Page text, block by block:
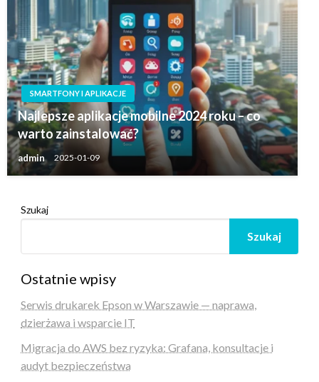
SMARTFONY I APLIKACJE
Najlepsze aplikacje mobilne 2024 roku – co
warto zainstalować?
admin 2025-01-09
Szukaj
Szukaj
Ostatnie wpisy
Serwis drukarek Epson w Warszawie — naprawa,
dzierżawa i wsparcie IT
Migracja do AWS bez ryzyka: Grafana, konsultacje i
audyt bezpieczeństwa